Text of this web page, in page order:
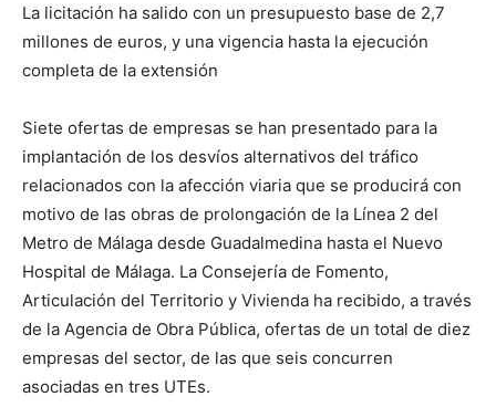
La licitación ha salido con un presupuesto base de 2,7
millones de euros, y una vigencia hasta la ejecución
completa de la extensión
Siete ofertas de empresas se han presentado para la
implantación de los desvíos alternativos del tráfico
relacionados con la afección viaria que se producirá con
motivo de las obras de prolongación de la Línea 2 del
Metro de Málaga desde Guadalmedina hasta el Nuevo
Hospital de Málaga. La Consejería de Fomento,
Articulación del Territorio y Vivienda ha recibido, a través
de la Agencia de Obra Pública, ofertas de un total de diez
empresas del sector, de las que seis concurren
asociadas en tres UTEs.